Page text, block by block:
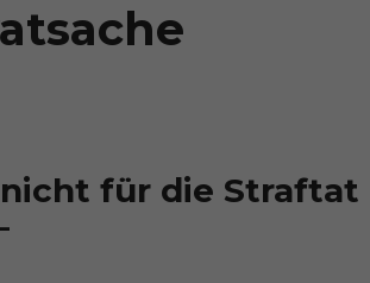
nicht für die Straftat